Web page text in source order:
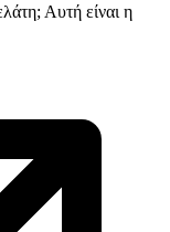
Αυτή είναι η